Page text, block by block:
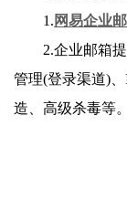
1. 网易企业
2.企业邮箱
管理(登录渠道)
造、高级杀毒等。